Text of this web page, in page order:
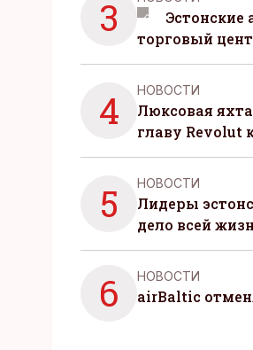
3
торговый
4 НОВОСТИ
Люксовая
главу Revolut
5 НОВОСТИ
Лидеры
дело всей
6 НОВОСТИ
airBaltic